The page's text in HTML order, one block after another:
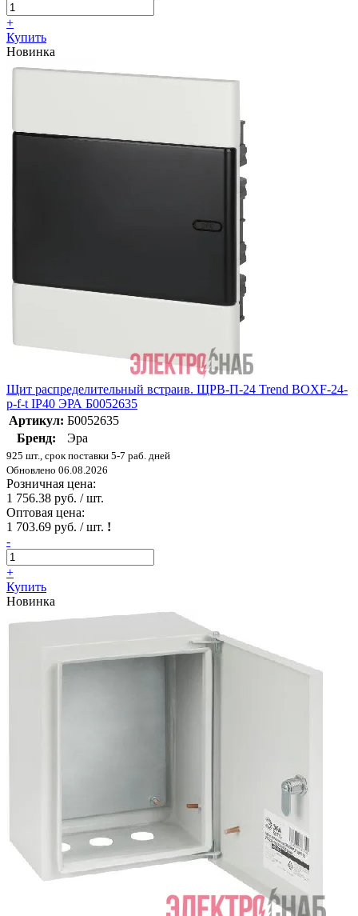
+
Купить
Новинка
Щит распределительный встраив. ЩРВ-П-24 Trend BOXF-24-
p-f-t IP40 ЭРА Б0052635
Артикул: Б0052635
Бренд:
Эра
925 шт., срок поставки 5-7 раб. дней
Обновлено 06.08.2026
Розничная цена:
1 756.38 руб. / шт.
Оптовая цена:
1 703.69 руб. / шт. !
-
+
Купить
Новинка